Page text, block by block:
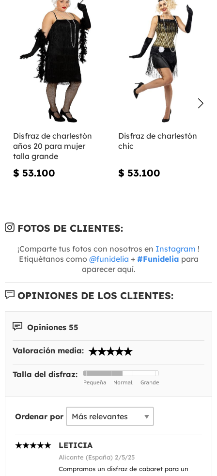
Disfraz de charlestón
años 20 para mujer
talla grande
$ 53.100
Disfraz de charlestón
chic
$ 53.100
FOTOS DE CLIENTES:
¡Comparte tus fotos con nosotros en Instagram !
Etiquétanos como @funidelia + #Funidelia para
aparecer aquí.
OPINIONES DE LOS CLIENTES:
Opiniones 55
Valoración media:
Talla del disfraz:
Ordenar por
LETICIA
Alicante (España) 2/5/25
Compramos un disfraz de cabaret para un